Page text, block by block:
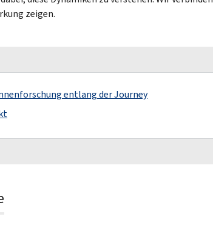
zeigen.
entlang der Journey